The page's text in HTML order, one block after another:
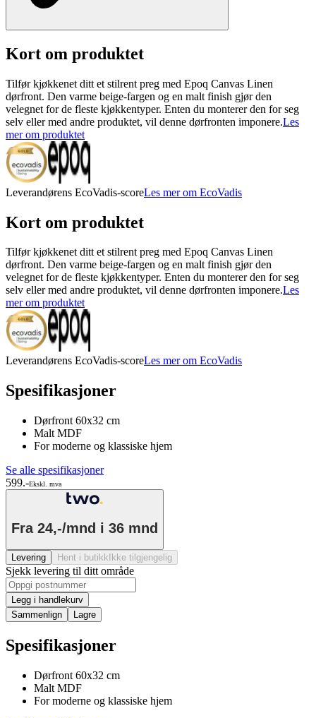
Kort om produktet
Tilfør kjøkkenet ditt et stilrent preg med Epoq Canvas Linen
dørfront. Den varme beige-fargen og en malt finish gjør den
velegnet for de fleste kjøkkentyper. Enten du monterer den for seg
selv eller med andre produktet, vil denne dørfronten imponere.Les
mer om produktet
Leverandørens EcoVadis-scoreLes mer om EcoVadis
Kort om produktet
Tilfør kjøkkenet ditt et stilrent preg med Epoq Canvas Linen
dørfront. Den varme beige-fargen og en malt finish gjør den
velegnet for de fleste kjøkkentyper. Enten du monterer den for seg
selv eller med andre produktet, vil denne dørfronten imponere.Les
mer om produktet
Leverandørens EcoVadis-scoreLes mer om EcoVadis
Spesifikasjoner
Dørfront 60x32 cm
Malt MDF
For moderne og klassiske hjem
Se alle spesifikasjoner
599.-Ekskl. mva
Fra 24,-/mnd i 36 mnd
Levering Hent i butikk Ikke tilgjengelig
Sjekk levering til ditt område
Legg i handlekurv
Sammenlign
Lagre
Spesifikasjoner
Dørfront 60x32 cm
Malt MDF
For moderne og klassiske hjem